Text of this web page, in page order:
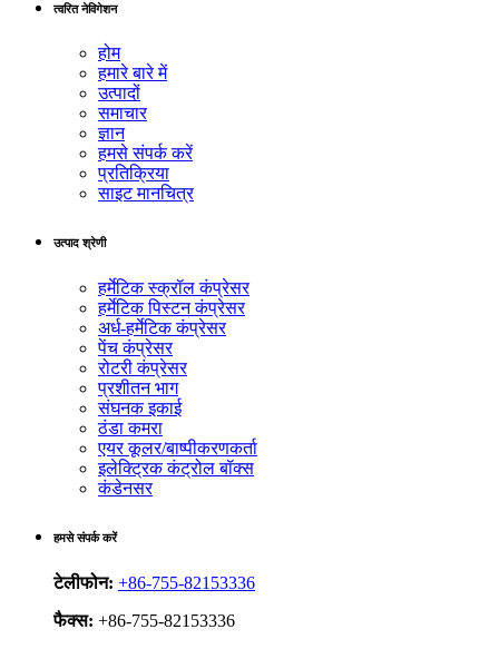
त्वरित नेविगेशन
होम
हमारे बारे में
उत्पादों
समाचार
ज्ञान
हमसे संपर्क करें
प्रतिक्रिया
साइट मानचित्र
उत्पाद श्रेणी
हर्मेटिक स्क्रॉल कंप्रेसर
हर्मेटिक पिस्टन कंप्रेसर
अर्ध-हर्मेटिक कंप्रेसर
पेंच कंप्रेसर
रोटरी कंप्रेसर
प्रशीतन भाग
संघनक इकाई
ठंडा कमरा
एयर कूलर/बाष्पीकरणकर्ता
इलेक्ट्रिक कंट्रोल बॉक्स
कंडेनसर
हमसे संपर्क करें
टेलीफोन: +86-755-82153336
फैक्स: +86-755-82153336